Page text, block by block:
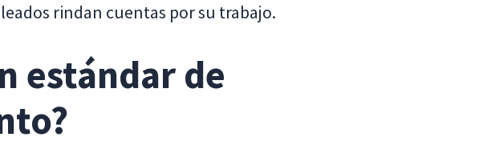
rindan cuentas por su trabajo.
estándar de